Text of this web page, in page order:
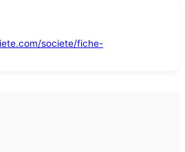
societe/fiche-